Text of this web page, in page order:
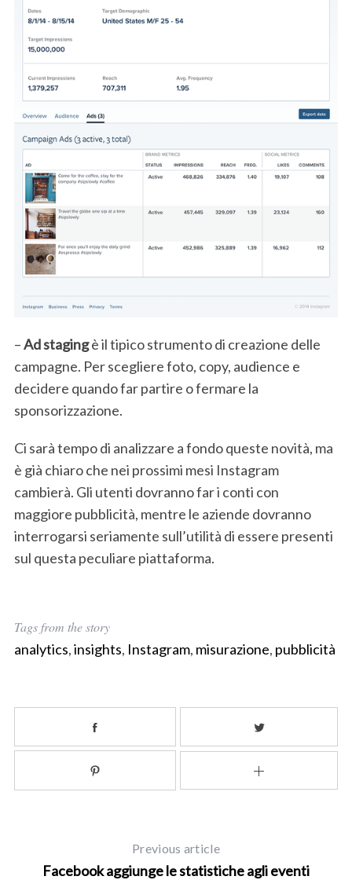
–Ad stagingè il tipico strumento di creazione delle
campagne. Per scegliere foto, copy, audience e
decidere quando far partire o fermare la
sponsorizzazione.
Ci sarà tempo di analizzare a fondo queste novità, ma
è già chiaro che nei prossimi mesi Instagram
cambierà. Gli utenti dovranno far i conti con
maggiore pubblicità, mentre le aziende dovranno
interrogarsi seriamente sull’utilità di essere presenti
sul questa peculiare piattaforma.
Tags from the story
analytics,insights, Instagram, misurazione, pubblicità
Previous article
Facebook aggiunge le statistiche agli eventi
S
e
a
r
c
h
f
o
: